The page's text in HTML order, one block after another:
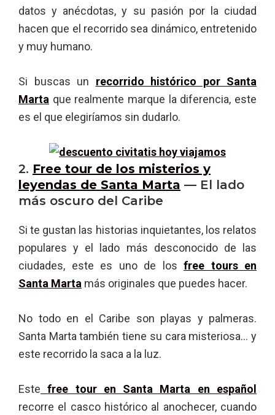
datos y anécdotas, y su pasión por la ciudad
hacen que el recorrido sea dinámico, entretenido
y muy humano.
Si buscas un recorrido histórico por Santa
Marta que realmente marque la diferencia, este
es el que elegiríamos sin dudarlo.
2. Free tour de los misterios y
leyendas de Santa Marta — El lado
más oscuro del Caribe
Si te gustan las historias inquietantes, los relatos
populares y el lado más desconocido de las
ciudades, este es uno de los free tours en
Santa Marta más originales que puedes hacer.
No todo en el Caribe son playas y palmeras.
Santa Marta también tiene su cara misteriosa… y
este recorrido la saca a la luz.
Este free tour en Santa Marta en español
recorre el casco histórico al anochecer, cuando